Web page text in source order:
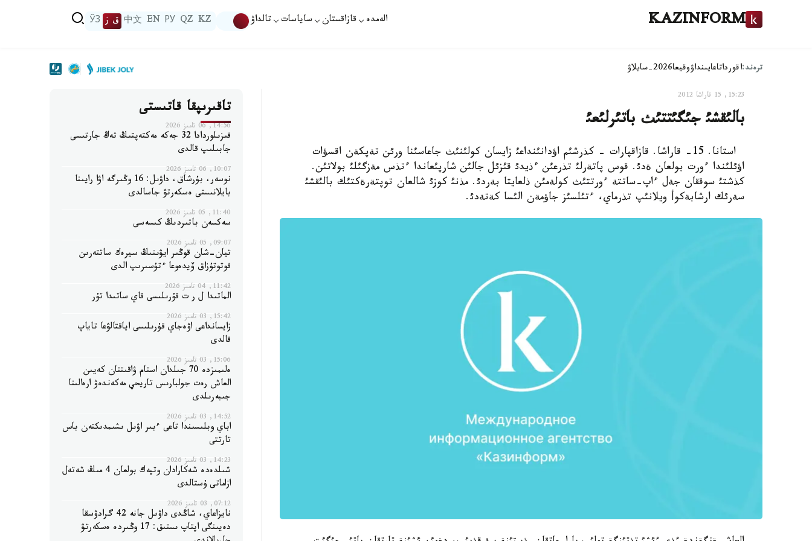
KAZINFORM الەمدە قازاقستان ساياسات تالداۋ KZ
QZ
РУ
EN
中文 ق ز ЎЗ
ترەند:اقورداتاعايىنداۋوقيعا2026-سايلاۋ
15:23, 15 قاراشا 2012
بالئقشئ جئگئتتئث باتئرلئعئ
استانا. 15- قاراشا. قازاقپارات - كذرشئم اؤدانئنداعئ زايسان كولئنئث جاعاسئنا ورئن تةپكةن اقسؤات
اؤئلئندا ءورت بولعان ةدئ. قوس پاتةرلئ تذرعئن ءذيدئ قئزئل جالئن شارپئعاندا ءتذس مةزگئلئ بولاتئن.
كذشتئ سوققان جةل ءاپ-ساتتة ءورتتئث كولةمئن ذلعايتا بةردئ. مذنئ كوزئ شالعان توپتةرةكتئك بالئقشئ
سةرئك ارشابةكوأ ويلانئپ تذرماي، ءتئلسئز جاؤمةن الئسا كةتةدئ.
تاقىرىپقا قاتىستى
14:56, 06 تامىز 2026
قىزىلوردادا 32 جەكە مەكتەپتىڭ تەڭ جارتىسى
جابىلىپ قالدى
10:07, 06 تامىز 2026
نوسەر، بۇرشاق، داۋىل: 16 وڭىرگە اۋا رايىنا
بايلانىستى ەسكەرتۋ جاسالدى
11:40, 05 تامىز 2026
سەكسەن باتىردىڭ كىسەسى
09:07, 05 تامىز 2026
تيان-شان قوڭىر ايۋىنىڭ سيرەك ساتتەرىن
فوتوتۇزاق ۆيدەوعا ءتۇسىرىپ الدى
11:42, 04 تامىز 2026
الماتىدا ل ر ت قۇرىلىسى قاي ساتىدا تۇر
15:42, 03 تامىز 2026
زايسانداعى اۋەجاي قۇرىلىسى اياقتالۋعا تاياپ
قالدى
15:06, 03 تامىز 2026
ەلىمىزدە 70 جىلدان استام ۋاقىتتان كەيىن
العاش رەت جولبارىس تاريحي مەكەندەۋ ارەالىنا
جىبەرىلدى
14:52, 03 تامىز 2026
اباي وبلىسىندا تاعى ءبىر اۋىل ىشىمدىكتەن باس
تارتتى
14:23, 03 تامىز 2026
شىلدەدە شەكارادان وتپەك بولعان 4 مىڭ شەتەل
ازاماتى ۇستالدى
07:12, 03 تامىز 2026
نايزاعاي، شاڭدى داۋىل جانە 42 گرادۋسقا
دەيىنگى اپتاپ ىستىق: 17 وڭىردە ەسكەرتۋ